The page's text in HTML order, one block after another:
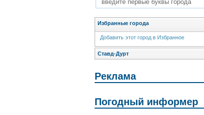
Избранные города
Добавить этот город в Избранное
Ставд-Дурт
Реклама
Погодный информер